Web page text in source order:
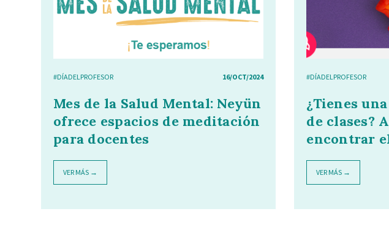
#DÍADELPROFESOR 16/OCT/2024
Mes de la Salud Mental: Neyün
ofrece espacios de meditación
para docentes
VER MÁS →
#DÍADELPROFESOR
¿Tienes
de clases?
encontrar
VER MÁS →